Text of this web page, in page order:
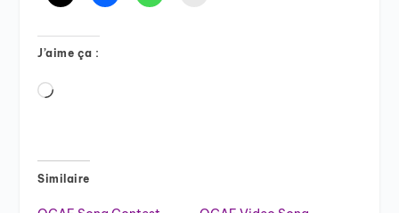
J’aime ça :
Chargement…
Similaire